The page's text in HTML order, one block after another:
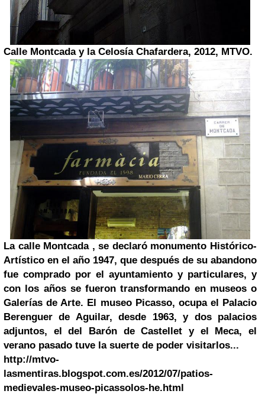
Calle Montcada y la Celosía Chafardera, 2012, MTVO.
La calle Montcada , se declaró monumento Histórico-
Artístico en el año 1947, que después de su abandono
fue comprado por el ayuntamiento y particulares, y
con los años se fueron transformando en museos o
Galerías de Arte. El museo Picasso, ocupa el Palacio
Berenguer de Aguilar, desde 1963, y dos palacios
adjuntos, el del Barón de Castellet y el Meca, el
verano pasado tuve la suerte de poder visitarlos...
http://mtvo-
lasmentiras.blogspot.com.es/2012/07/patios-
medievales-museo-picassolos-he.html